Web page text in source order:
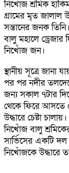
নি‌খোঁজ শ্র‌মিক
গ্রা‌মের মৃত জালাল
সন্তানের জনক
বালু মহালে ড্রেজার
নি‌খোঁজ জন।
স্থা‌নীয় সূ‌ত্রে জানা
পর পর নদীর
জন্য সকাল ৭টার
থে‌কে ফিরে আস‌তে
উদ্ধা‌রে চেষ্টা
নি‌খোঁজ বালু
সার্ভি‌সের এক‌টি দল
নি‌খোঁজ‌কে উদ্ধারে